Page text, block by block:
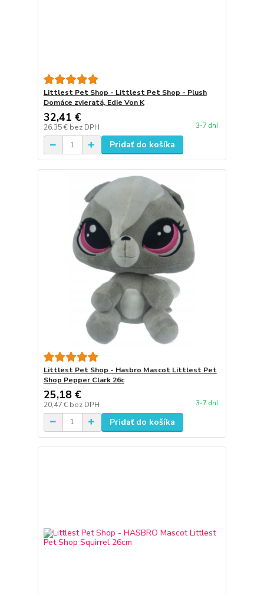
Littlest Pet Shop - Littlest Pet Shop - Plush
Domáce zvieratá, Edie Von K
32,41 €
26,35 € bez DPH 3-7 dní
Pridať do košíka
Littlest Pet Shop - Hasbro Mascot Littlest Pet
Shop Pepper Clark 26c
25,18 €
20,47 € bez DPH 3-7 dní
Pridať do košíka